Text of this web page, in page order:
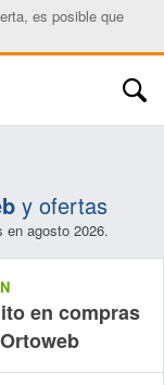
es posible que
y ofertas
en agosto 2026.
en compras